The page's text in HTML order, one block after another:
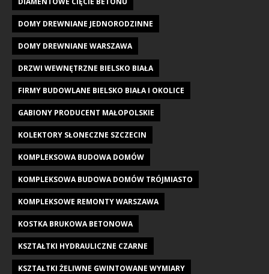
DOMY DREWNIANE JEDNORODZINNE
DOMY DREWNIANE WARSZAWA
DRZWI WEWNĘTRZNE BIELSKO BIAŁA
FIRMY BUDOWLANE BIELSKO BIAŁA I OKOLICE
GABIONY PRODUCENT MAŁOPOLSKIE
KOLEKTORY SŁONECZNE SZCZECIN
KOMPLEKSOWA BUDOWA DOMÓW
KOMPLEKSOWA BUDOWA DOMÓW TRÓJMIASTO
KOMPLEKSOWE REMONTY WARSZAWA
KOSTKA BRUKOWA BETONOWA
KSZTAŁTKI HYDRAULICZNE CZARNE
KSZTAŁTKI ŻELIWNE GWINTOWANE WYMIARY